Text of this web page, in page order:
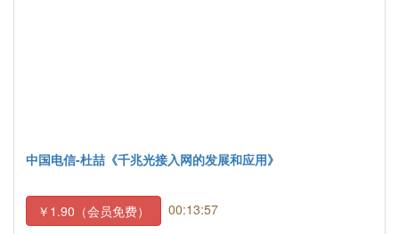
中国电信-杜喆《千兆光接入网的发展和应用》
￥1.90（会员免费） 00:13:57